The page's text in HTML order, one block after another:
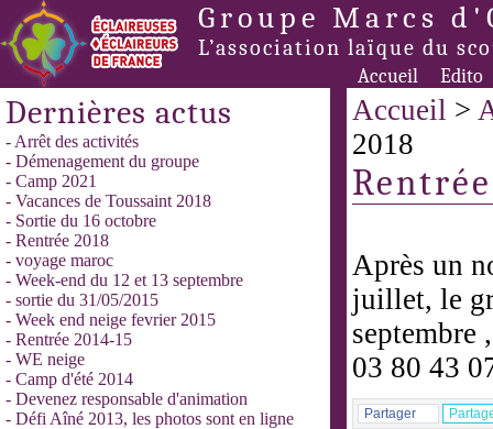
Groupe Marcs
L’association laïque du
Accueil Edito
Dernières actus
- Arrêt des activités
- Démenagement du groupe
- Camp 2021
- Vacances de Toussaint 2018
- Sortie du 16 octobre
- Rentrée 2018
- voyage maroc
- Week-end du 12 et 13 septembre
- sortie du 31/05/2015
- Week end neige fevrier 2015
- Rentrée 2014-15
- WE neige
- Camp d'été 2014
- Devenez responsable d'animation
- Défi Aîné 2013, les photos sont en ligne
Accueil >
2018
Après un
juillet, le
septembre
03 80 43
Partager